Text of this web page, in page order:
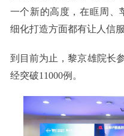
一个新的高度，在眶周、
细化打造方面都有让人信
到目前为止，黎京雄院长
经突破11000例。